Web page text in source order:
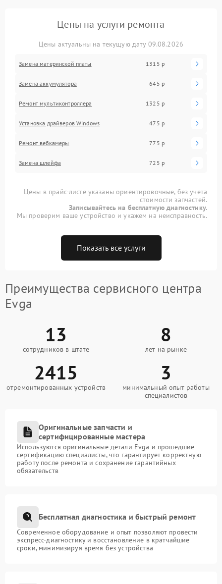
Цены на услуги ремонта
Цены актуальны на текущую дату 09.08.2026
Замена материнской платы 1315 р
Замена аккумулятора 645 р
Ремонт мультиконтроллера 1325 р
Установка драйверов Windows 475 р
Ремонт вебкамеры 775 р
Замена шлейфа 725 р
Цены в прайс-листе указаны ориентировочные, без учета
стоимости запчастей.
Записывайтесь на бесплатную диагностику.
Мы проверим ваше устройство и укажем на неисправность.
Показать все услуги
Преимущества сервисного центра
Evga
13
сотрудников в штате
8
лет на рынке
2415
отремонтированных устройств
3
минимальный опыт работы
специалистов
Оригинальные запчасти и
сертифицированные мастера
Используются оригинальные детали Evga и прошедшие
сертификацию специалисты, что гарантирует корректную
работу после ремонта и сохранение гарантийных
обязательств
Бесплатная диагностика и быстрый ремонт
Современное оборудование и опыт позволяют провести
экспресс-диагностику и восстановление в кратчайшие
сроки, минимизируя время без устройства